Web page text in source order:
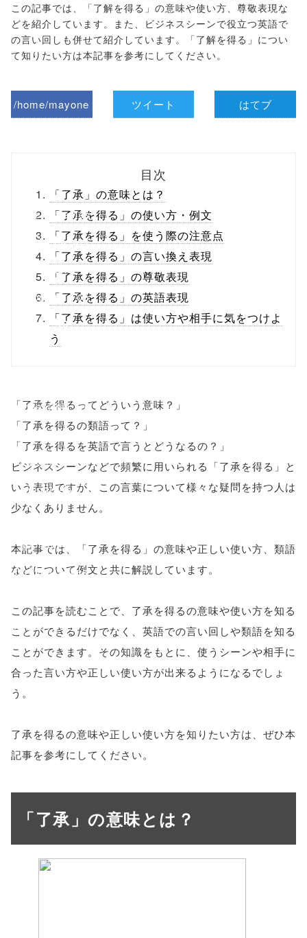
この記事では、「了解を得る」の意味や使い方、尊敬表現な
どを紹介しています。また、ビジネスシーンで役立つ英語で
の言い回しも併せて紹介しています。「了解を得る」につい
て知りたい方は本記事を参考にしてください。
/home/mayone
ml/wp-
content/themes
/tapbiz_theme/
parts/sns-
buttons.php on
line10
/1020548"
w.open(this.hre
f, 'Gwindow',
'width=550,
height=450,
menubar=no,
toolbar=no,
scrollbars=yes'
false;"> シェア
ツイート はてブ
目次
「了承」の意味とは？
「了承を得る」の使い方・例文
「了承を得る」を使う際の注意点
「了承を得る」の言い換え表現
「了承を得る」の尊敬表現
「了承を得る」の英語表現
「了承を得る」は使い方や相手に気をつけよ
う
「了承を得るってどういう意味？」
「了承を得るの類語って？」
「了承を得るを英語で言うとどうなるの？」
ビジネスシーンなどで頻繁に用いられる「了承を得る」と
いう表現ですが、この言葉について様々な疑問を持つ人は
少なくありません。
本記事では、「了承を得る」の意味や正しい使い方、類語
などについて例文と共に解説しています。
この記事を読むことで、了承を得るの意味や使い方を知る
ことができるだけでなく、英語での言い回しや類語を知る
ことができます。その知識をもとに、使うシーンや相手に
合った言い方や正しい使い方が出来るようになるでしょ
う。
了承を得るの意味や正しい使い方を知りたい方は、ぜひ本
記事を参考にしてください。
「了承」の意味とは？